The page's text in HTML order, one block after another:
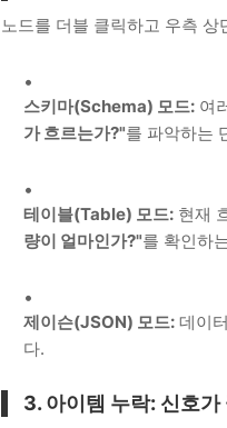
노드를 더블 클릭하고 우측
스키마(Schema) 모드: 여
가 흐르는가?"를 파악하는
테이블(Table) 모드: 현재
량이 얼마인가?"를 확인하
제이슨(JSON) 모드: 데이
다.
3. 아이템 누락: 신호가